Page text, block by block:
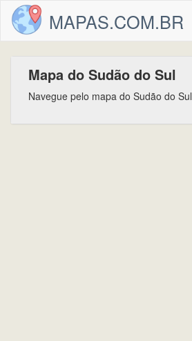
MAPAS.COM.BR
Mapa do Sudão do Sul
Navegue pelo mapa do Sudão do Sul